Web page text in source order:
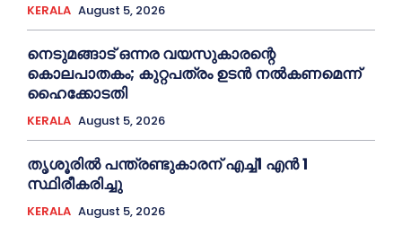
KERALA August 5, 2026
നെടുമങ്ങാട് ഒന്നര വയസുകാരന്റെ
കൊലപാതകം; കുറ്റപത്രം ഉടന്‍ നല്‍കണമെന്ന്
ഹൈക്കോടതി
KERALA August 5, 2026
തൃശൂരില്‍ പന്ത്രണ്ടുകാരന് എച്ച്‌1 എന്‍ 1
സ്ഥിരീകരിച്ചു
KERALA August 5, 2026